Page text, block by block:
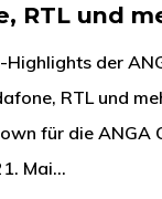
RTL und
Highlights der
RTL und
für die ANGA
Mai…